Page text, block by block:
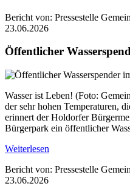
Bericht von: Pressestelle
23.06.2026
Öffentlicher
Wasser ist Leben! (Foto:
der sehr hohen Temperaturen,
erinnert der Holdorfer
Bürgerpark ein öffentlicher
Weiterlesen
Bericht von: Pressestelle
23.06.2026